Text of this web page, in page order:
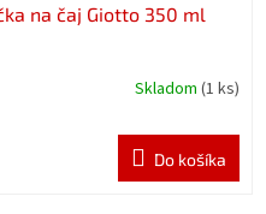
na čaj Giotto 350 ml
Skladom (1 ks)
Do košíka